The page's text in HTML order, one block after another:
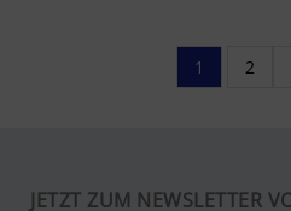
1 2
JETZT ZUM NEWSLETTER